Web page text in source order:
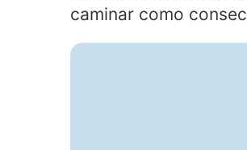
caminar como